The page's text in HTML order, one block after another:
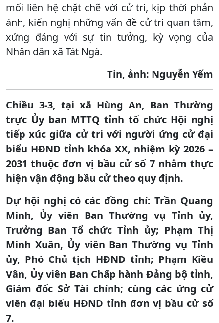
mối liên hệ chặt chẽ với cử tri, kịp thời phản
ánh, kiến nghị những vấn đề cử tri quan tâm,
xứng đáng với sự tin tưởng, kỳ vọng của
Nhân dân xã Tát Ngà.
Tin, ảnh: Nguyễn Yếm
Chiều 3-3, tại xã Hùng An, Ban Thường
trực Ủy ban MTTQ tỉnh tổ chức Hội nghị
tiếp xúc giữa cử tri với người ứng cử đại
biểu HĐND tỉnh khóa XX, nhiệm kỳ 2026 –
2031 thuộc đơn vị bầu cử số 7 nhằm thực
hiện vận động bầu cử theo quy định.
Dự hội nghị có các đồng chí: Trần Quang
Minh, Ủy viên Ban Thường vụ Tỉnh ủy,
Trưởng Ban Tổ chức Tỉnh ủy; Phạm Thị
Minh Xuân, Ủy viên Ban Thường vụ Tỉnh
ủy, Phó Chủ tịch HĐND tỉnh; Phạm Kiều
Vân, Ủy viên Ban Chấp hành Đảng bộ tỉnh,
Giám đốc Sở Tài chính; cùng các ứng cử
viên đại biểu HĐND tỉnh đơn vị bầu cử số
7.